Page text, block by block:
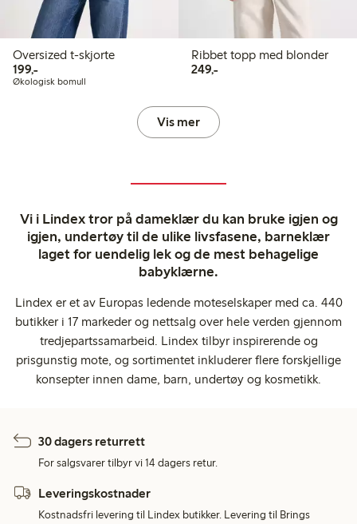
Oversized t-skjorte
199,-199,00 kr
Økologisk bomull
Ribbet topp med blonder
249,-249,00 kr
Vis mer
Vi i Lindex tror på dameklær du kan bruke igjen og
igjen, undertøy til de ulike livsfasene, barneklær
laget for uendelig lek og de mest behagelige
babyklærne.
Lindex er et av Europas ledende moteselskaper med ca. 440
butikker i 17 markeder og nettsalg over hele verden gjennom
tredjepartssamarbeid. Lindex tilbyr inspirerende og
prisgunstig mote, og sortimentet inkluderer flere forskjellige
konsepter innen dame, barn, undertøy og kosmetikk.
30 dagers returrett
For salgsvarer tilbyr vi 14 dagers retur.
Leveringskostnader
Kostnadsfri levering til Lindex butikker. Levering til Brings